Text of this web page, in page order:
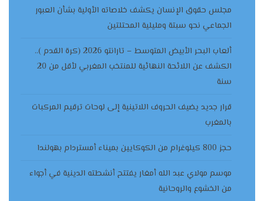
مجلس حقوق الإنسان يكشف خلاصاته الأولية بشأن العبور
الجماعي نحو سبتة ومليلية المحتلتين
ألعاب البحر الأبيض المتوسط – تارانتو 2026 (كرة القدم )..
الكشف عن اللائحة النهائية للمنتخب المغربي لأقل من 20
سنة
قرار جديد يضيف الحروف اللاتينية إلى لوحات ترقيم المركبات
بالمغرب
حجز 800 كيلوغرام من الكوكايين بميناء أمستردام بهولندا
موسم مولاي عبد الله أمغار يفتتح أنشطته الدينية في أجواء
من الخشوع والروحانية